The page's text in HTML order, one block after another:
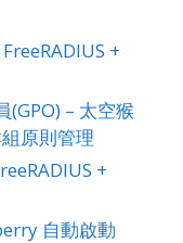
+
– 太空猴
原則管理
+
自動啟動